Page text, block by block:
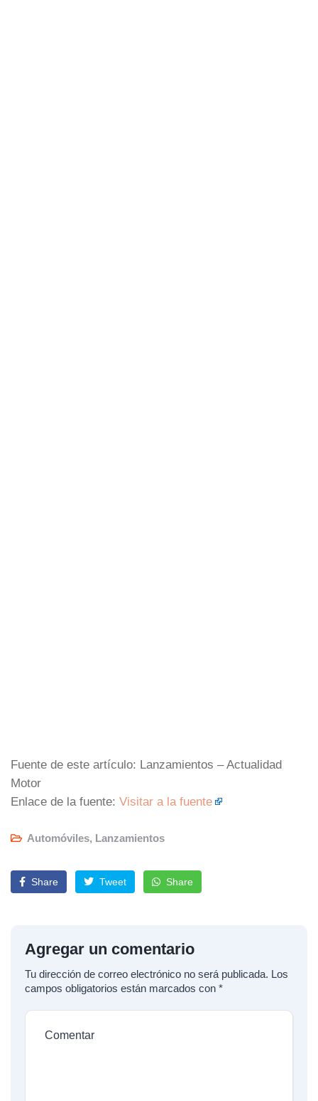
Fuente de este artículo: Lanzamientos – Actualidad
Motor
Enlace de la fuente: Visitar a la fuente
Automóviles, Lanzamientos
Share Tweet Share
Agregar un comentario
Tu dirección de correo electrónico no será publicada. Los
campos obligatorios están marcados con *